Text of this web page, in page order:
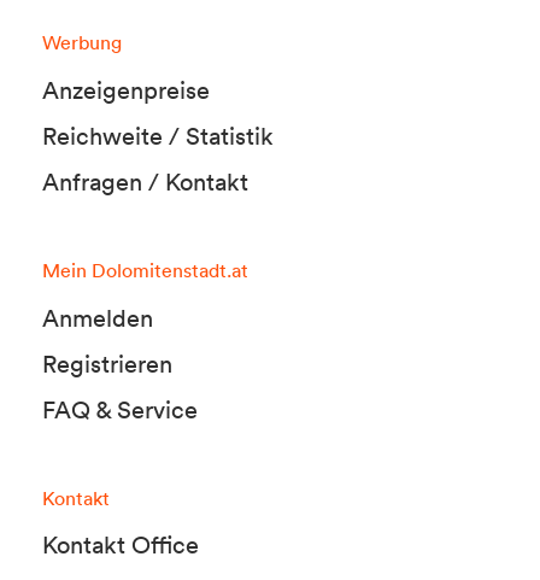
Werbung
Anzeigenpreise
Reichweite / Statistik
Anfragen / Kontakt
Mein Dolomitenstadt.at
Anmelden
Registrieren
FAQ & Service
Kontakt
Kontakt Office